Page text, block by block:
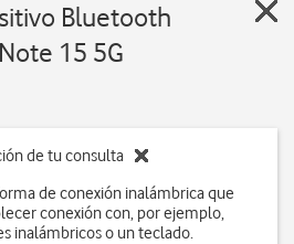
Bluetooth
15 5G
de tu consulta
de conexión inalámbrica que
conexión con, por ejemplo,
inalámbricos o un teclado.